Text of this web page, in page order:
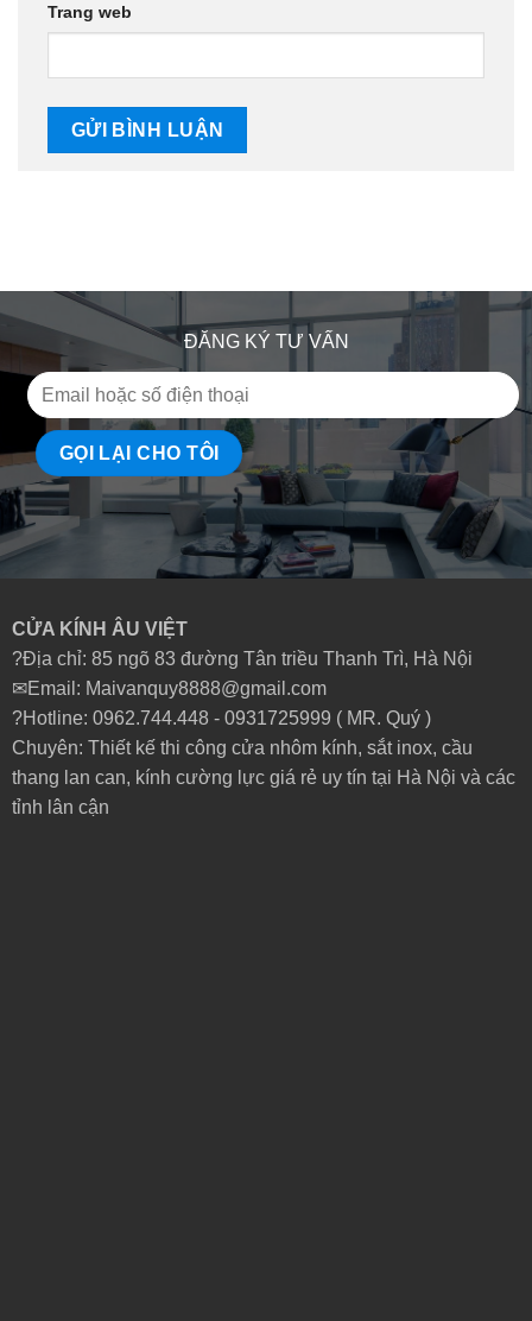
Trang web
ĐĂNG KÝ TƯ VẤN
CỬA KÍNH ÂU VIỆT
?Địa chỉ: 85 ngõ 83 đường Tân triều Thanh Trì, Hà Nội
✉Email: Maivanquy8888@gmail.com
?Hotline: 0962.744.448 - 0931725999 ( MR. Quý )
Chuyên: Thiết kế thi công cửa nhôm kính, sắt inox, cầu
thang lan can, kính cường lực giá rẻ uy tín tại Hà Nội và các
tỉnh lân cận